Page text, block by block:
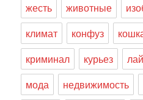
жесть
животные
климат
конфуз
криминал
курьез
мода
недвижимость